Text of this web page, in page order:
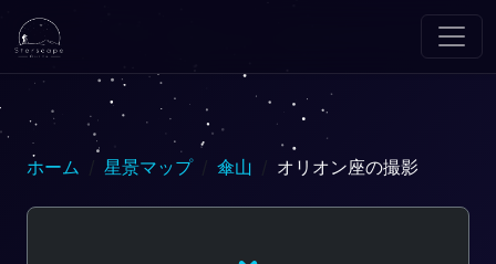
ホーム 星景マップ 傘山 オリオン座の撮影